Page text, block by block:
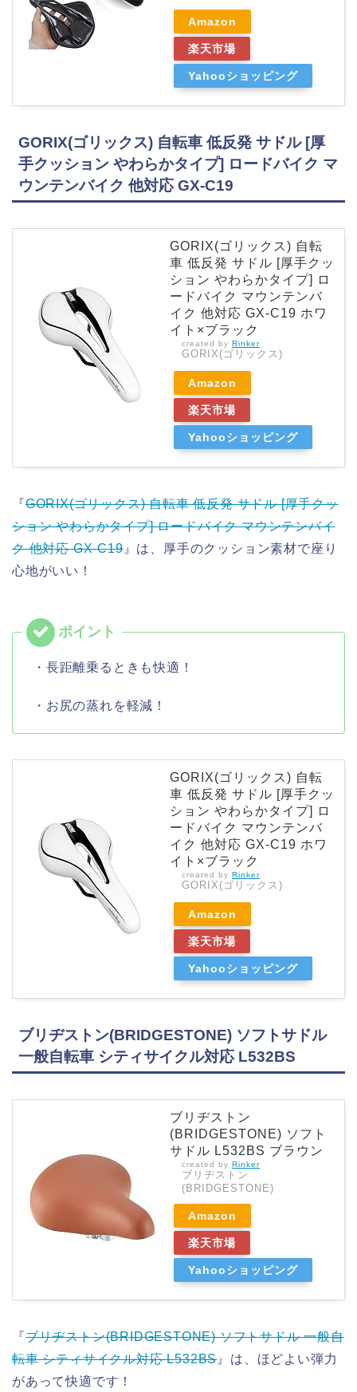
Amazon
楽天市場
Yahooショッピング
GORIX(ゴリックス) 自転車 低反発 サドル [厚
手クッション やわらかタイプ] ロードバイク マ
ウンテンバイク 他対応 GX-C19
GORIX(ゴリックス) 自転
車 低反発 サドル [厚手クッ
ション やわらかタイプ] ロ
ードバイク マウンテンバ
イク 他対応 GX-C19 ホワ
イト×ブラック
created by Rinker
GORIX(ゴリックス)
Amazon
楽天市場
Yahooショッピング
『GORIX(ゴリックス) 自転車 低反発 サドル [厚手クッ
ション やわらかタイプ] ロードバイク マウンテンバイ
ク 他対応 GX-C19』は、厚手のクッション素材で座り
心地がいい！
・長距離乗るときも快適！
・お尻の蒸れを軽減！
GORIX(ゴリックス) 自転
車 低反発 サドル [厚手クッ
ション やわらかタイプ] ロ
ードバイク マウンテンバ
イク 他対応 GX-C19 ホワ
イト×ブラック
created by Rinker
GORIX(ゴリックス)
Amazon
楽天市場
Yahooショッピング
ブリヂストン(BRIDGESTONE) ソフトサドル
一般自転車 シティサイクル対応 L532BS
ブリヂストン
(BRIDGESTONE) ソフト
サドル L532BS ブラウン
created by Rinker
ブリヂストン
(BRIDGESTONE)
Amazon
楽天市場
Yahooショッピング
『ブリヂストン(BRIDGESTONE) ソフトサドル 一般自
転車 シティサイクル対応 L532BS』は、ほどよい弾力
があって快適です！